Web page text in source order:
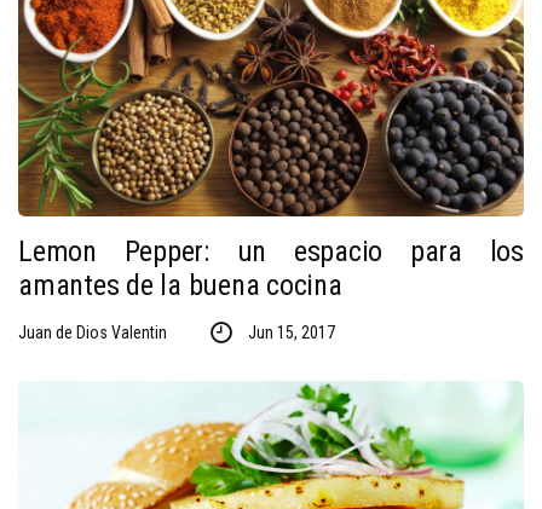
Lemon Pepper: un espacio para los
amantes de la buena cocina
Juan de Dios Valentin Jun 15, 2017